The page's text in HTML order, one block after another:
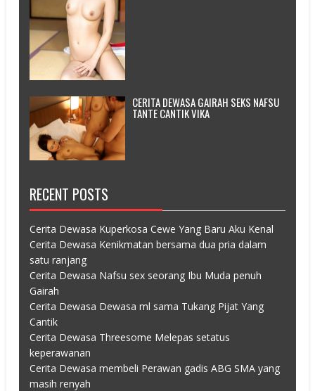
CERITA DEWASA GAIRAH SEKS NAFSU
TANTE CANTIK VIKA
RECENT POSTS
Cerita Dewasa Kuperkosa Cewe Yang Baru Aku Kenal
Cerita Dewasa Kenikmatan bersama dua pria dalam
satu ranjang
Cerita Dewasa Nafsu sex seorang Ibu Muda penuh
Gairah
Cerita Dewasa Dewasa ml sama Tukang Pijat Yang
Cantik
Cerita Dewasa Threesome Melepas setatus
keperawanan
Cerita Dewasa membeli Perawan gadis ABG SMA yang
masih renyah